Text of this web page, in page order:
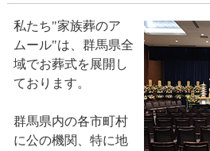
私たち"家族葬のア
ムール"は、群馬県全
域でお葬式を展開し
ております。
群馬県内の各市町村
に公の機関、特に地